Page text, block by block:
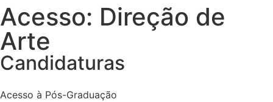
Acesso: Direção de
Arte
Candidaturas
Acesso à Pós-Graduação